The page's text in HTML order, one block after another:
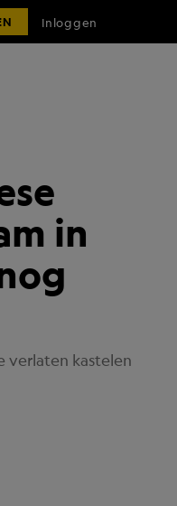
Inloggen
in
verlaten kastelen